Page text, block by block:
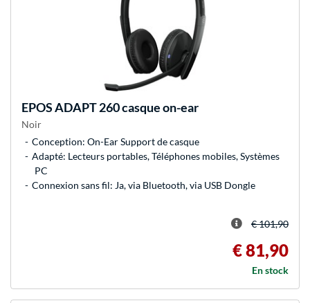
EPOSADAPT 260 casque on-ear
Noir
Conception: On-Ear Support de casque
Adapté: Lecteurs portables, Téléphones mobiles, Systèmes
PC
Connexion sans fil: Ja, via Bluetooth, via USB Dongle
€ 101,90
€ 81,90
En stock